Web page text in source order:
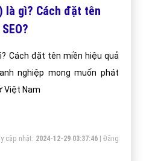
là gì? Cách đặt tên
Cách đặt tên miền hiệu quả
nghiệp mong muốn phát
Việt Nam
cập nhật: 2024-12-29 03:37:46|Đăng